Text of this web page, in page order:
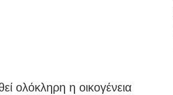
ολόκληρη η οικογένεια